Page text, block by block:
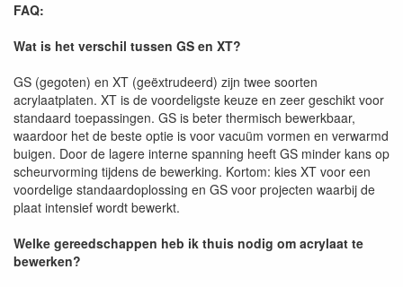
FAQ:
Wat is het verschil tussen GS en XT?
GS (gegoten) en XT (geëxtrudeerd) zijn twee soorten
acrylaatplaten. XT is de voordeligste keuze en zeer geschikt voor
standaard toepassingen. GS is beter thermisch bewerkbaar,
waardoor het de beste optie is voor vacuüm vormen en verwarmd
buigen. Door de lagere interne spanning heeft GS minder kans op
scheurvorming tijdens de bewerking. Kortom: kies XT voor een
voordelige standaardoplossing en GS voor projecten waarbij de
plaat intensief wordt bewerkt.
Welke gereedschappen heb ik thuis nodig om acrylaat te
bewerken?